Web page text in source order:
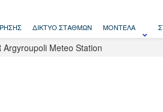
ΔΊΚΤΥΟ ΣΤΑΘΜΏΝ ΜΟΝΤΈΛΑ
Argyroupoli Meteo Station